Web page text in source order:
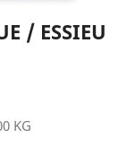
/ ESSIEU
KG